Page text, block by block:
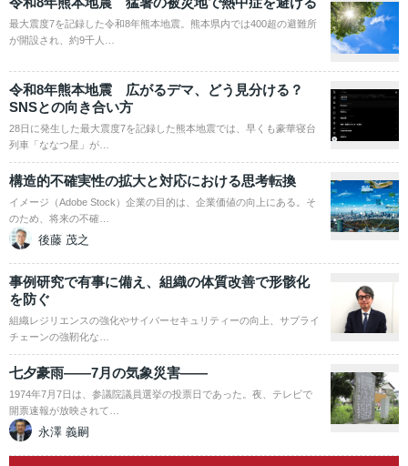
最大震度7を記録した令和8年熊本地震。熊本県内では400超の避難所
が開設され、約9千人…
令和8年熊本地震 広がるデマ、どう見分ける？
SNSとの向き合い方
28日に発生した最大震度7を記録した熊本地震では、早くも豪華寝台
列車「ななつ星」が…
構造的不確実性の拡大と対応における思考転換
イメージ（Adobe Stock）企業の目的は、企業価値の向上にある。そ
のため、将来の不確…
後藤 茂之
事例研究で有事に備え、組織の体質改善で形骸化
を防ぐ
組織レジリエンスの強化やサイバーセキュリティーの向上、サプライ
チェーンの強靭化な…
七夕豪雨――7月の気象災害――
1974年7月7日は、参議院議員選挙の投票日であった。夜、テレビで
開票速報が放映されて…
永澤 義嗣